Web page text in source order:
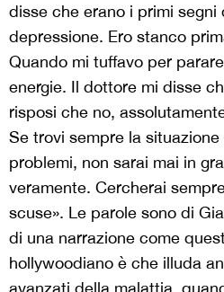
disse che erano i primi segni
depressione. Ero stanco
Quando mi tuffavo per
energie. Il dottore mi disse
risposi che no,
Se trovi sempre la
problemi, non sarai mai in
veramente. Cercherai
scuse». Le parole sono di
di una narrazione come
hollywoodiano è che illuda
avanzati della malattia,